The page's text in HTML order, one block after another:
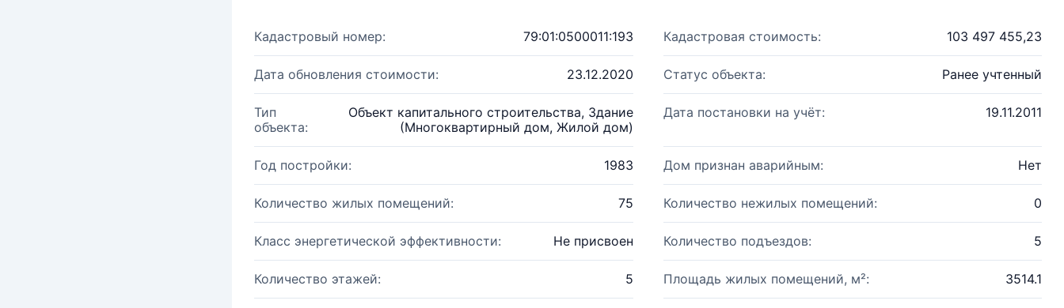
Кадастровый номер: 79:01:0500011:193 Кадастровая стоимость: 103 497 455,23
Дата обновления стоимости: 23.12.2020 Статус объекта: Ранее учтенный
Тип
объекта:
Объект капитального строительства, Здание
(Многоквартирный дом, Жилой дом)
Дата постановки на учёт: 19.11.2011
Год постройки: 1983 Дом признан аварийным: Нет
Количество жилых помещений: 75 Количество нежилых помещений: 0
Класс энергетической эффективности: Не присвоен Количество подъездов: 5
Количество этажей: 5 Площадь жилых помещений, м²: 3514.1